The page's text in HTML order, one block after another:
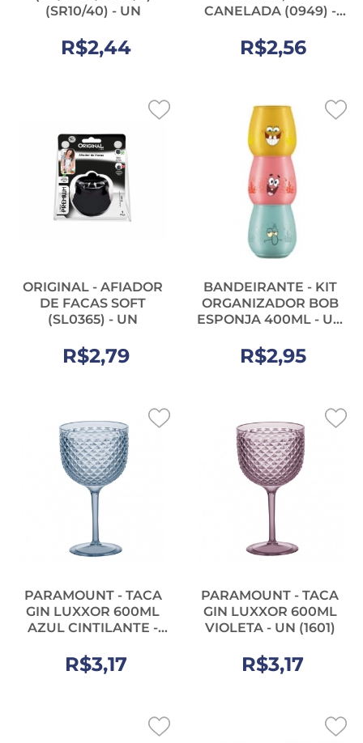
(SR10/40) - UN
R$2,44
CANELADA (0949) -
R$2,56
ORIGINAL - AFIADOR
DE FACAS SOFT
(SL0365) - UN
R$2,79
BANDEIRANTE - KIT
ORGANIZADOR BOB
ESPONJA 400ML - UN
R$2,95
PARAMOUNT - TACA
GIN LUXXOR 600ML
AZUL CINTILANTE -
R$3,17
PARAMOUNT - TACA
GIN LUXXOR 600ML
VIOLETA - UN (1601)
R$3,17